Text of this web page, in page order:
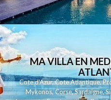
MA VILLA EN
Cote d'Azur,Cote Atlantique,
Mykonos,Corse,Sardaigne,